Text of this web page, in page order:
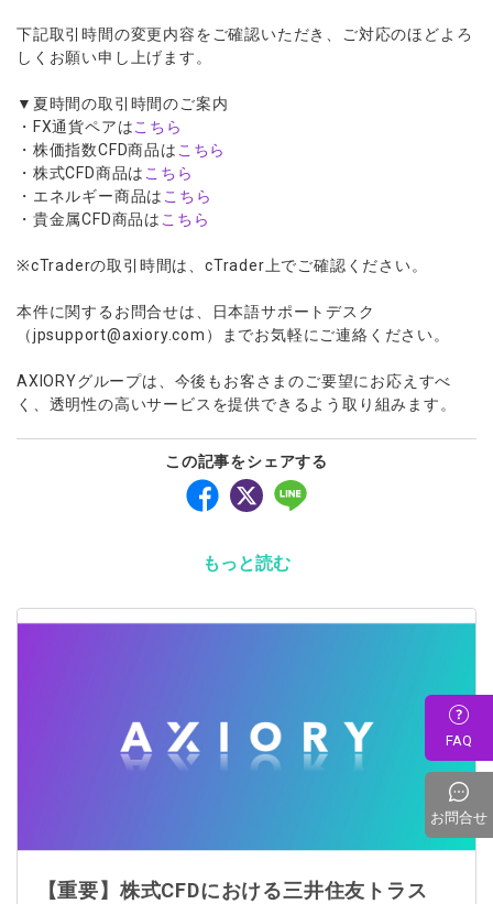
ไทย
法人のお客様は こちら
下記取引時間の変更内容をご確認いただき、ご対応のほどよろ
しくお願い申し上げます。
▼夏時間の取引時間のご案内
・FX通貨ペアはこちら
・株価指数CFD商品は こちら
・株式CFD商品は こちら
・エネルギー商品は こちら
・貴金属CFD商品は こちら
※cTraderの取引時間は、cTrader上でご確認ください。
本件に関するお問合せは、日本語サポートデスク
（jpsupport@axiory.com）までお気軽にご連絡ください。
AXIORYグループは、今後もお客さまのご要望にお応えすべ
く、透明性の高いサービスを提供できるよう取り組みます。
この記事をシェアする
もっと読む
【重要】株式CFDにおける三井住友トラス
FAQ
お問合せ